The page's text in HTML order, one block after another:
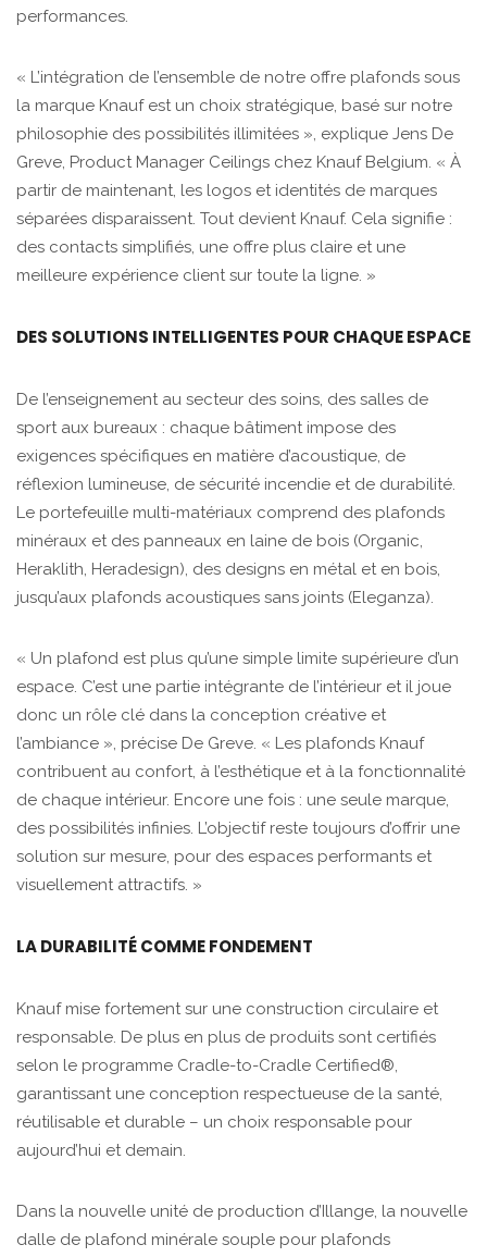
performances.
« L’intégration de l’ensemble de notre offre plafonds sous
la marque Knauf est un choix stratégique, basé sur notre
philosophie des possibilités illimitées », explique Jens De
Greve, Product Manager Ceilings chez Knauf Belgium. « À
partir de maintenant, les logos et identités de marques
séparées disparaissent. Tout devient Knauf. Cela signifie :
des contacts simplifiés, une offre plus claire et une
meilleure expérience client sur toute la ligne. »
DES SOLUTIONS INTELLIGENTES POUR CHAQUE ESPACE
De l’enseignement au secteur des soins, des salles de
sport aux bureaux : chaque bâtiment impose des
exigences spécifiques en matière d’acoustique, de
réflexion lumineuse, de sécurité incendie et de durabilité.
Le portefeuille multi-matériaux comprend des plafonds
minéraux et des panneaux en laine de bois (Organic,
Heraklith, Heradesign), des designs en métal et en bois,
jusqu’aux plafonds acoustiques sans joints (Eleganza).
« Un plafond est plus qu’une simple limite supérieure d’un
espace. C’est une partie intégrante de l’intérieur et il joue
donc un rôle clé dans la conception créative et
l’ambiance », précise De Greve. « Les plafonds Knauf
contribuent au confort, à l’esthétique et à la fonctionnalité
de chaque intérieur. Encore une fois : une seule marque,
des possibilités infinies. L’objectif reste toujours d’offrir une
solution sur mesure, pour des espaces performants et
visuellement attractifs. »
LA DURABILITÉ COMME FONDEMENT
Knauf mise fortement sur une construction circulaire et
responsable. De plus en plus de produits sont certifiés
selon le programme Cradle-to-Cradle Certified®,
garantissant une conception respectueuse de la santé,
réutilisable et durable – un choix responsable pour
aujourd’hui et demain.
Dans la nouvelle unité de production d’Illange, la nouvelle
dalle de plafond minérale souple pour plafonds